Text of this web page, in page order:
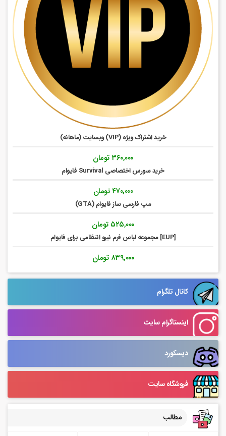
خرید اشتراک ویژه (VIP) وبسایت (ماهانه)
۳۶۰,۰۰۰تومان
خرید سورس اختصاصی Survival فایوام
۴۷۰,۰۰۰تومان
مپ فارسی ساز فایوام (GTA)
۵۲۵,۰۰۰ تومان
[EUP] مجموعه لباس فرم نیرو انتظامی برای فایوام
۸۳۹,۰۰۰ تومان
کانال تلگرام
اینستاگرام سایت
دیسکورد
فروشگاه سایت
مطالب